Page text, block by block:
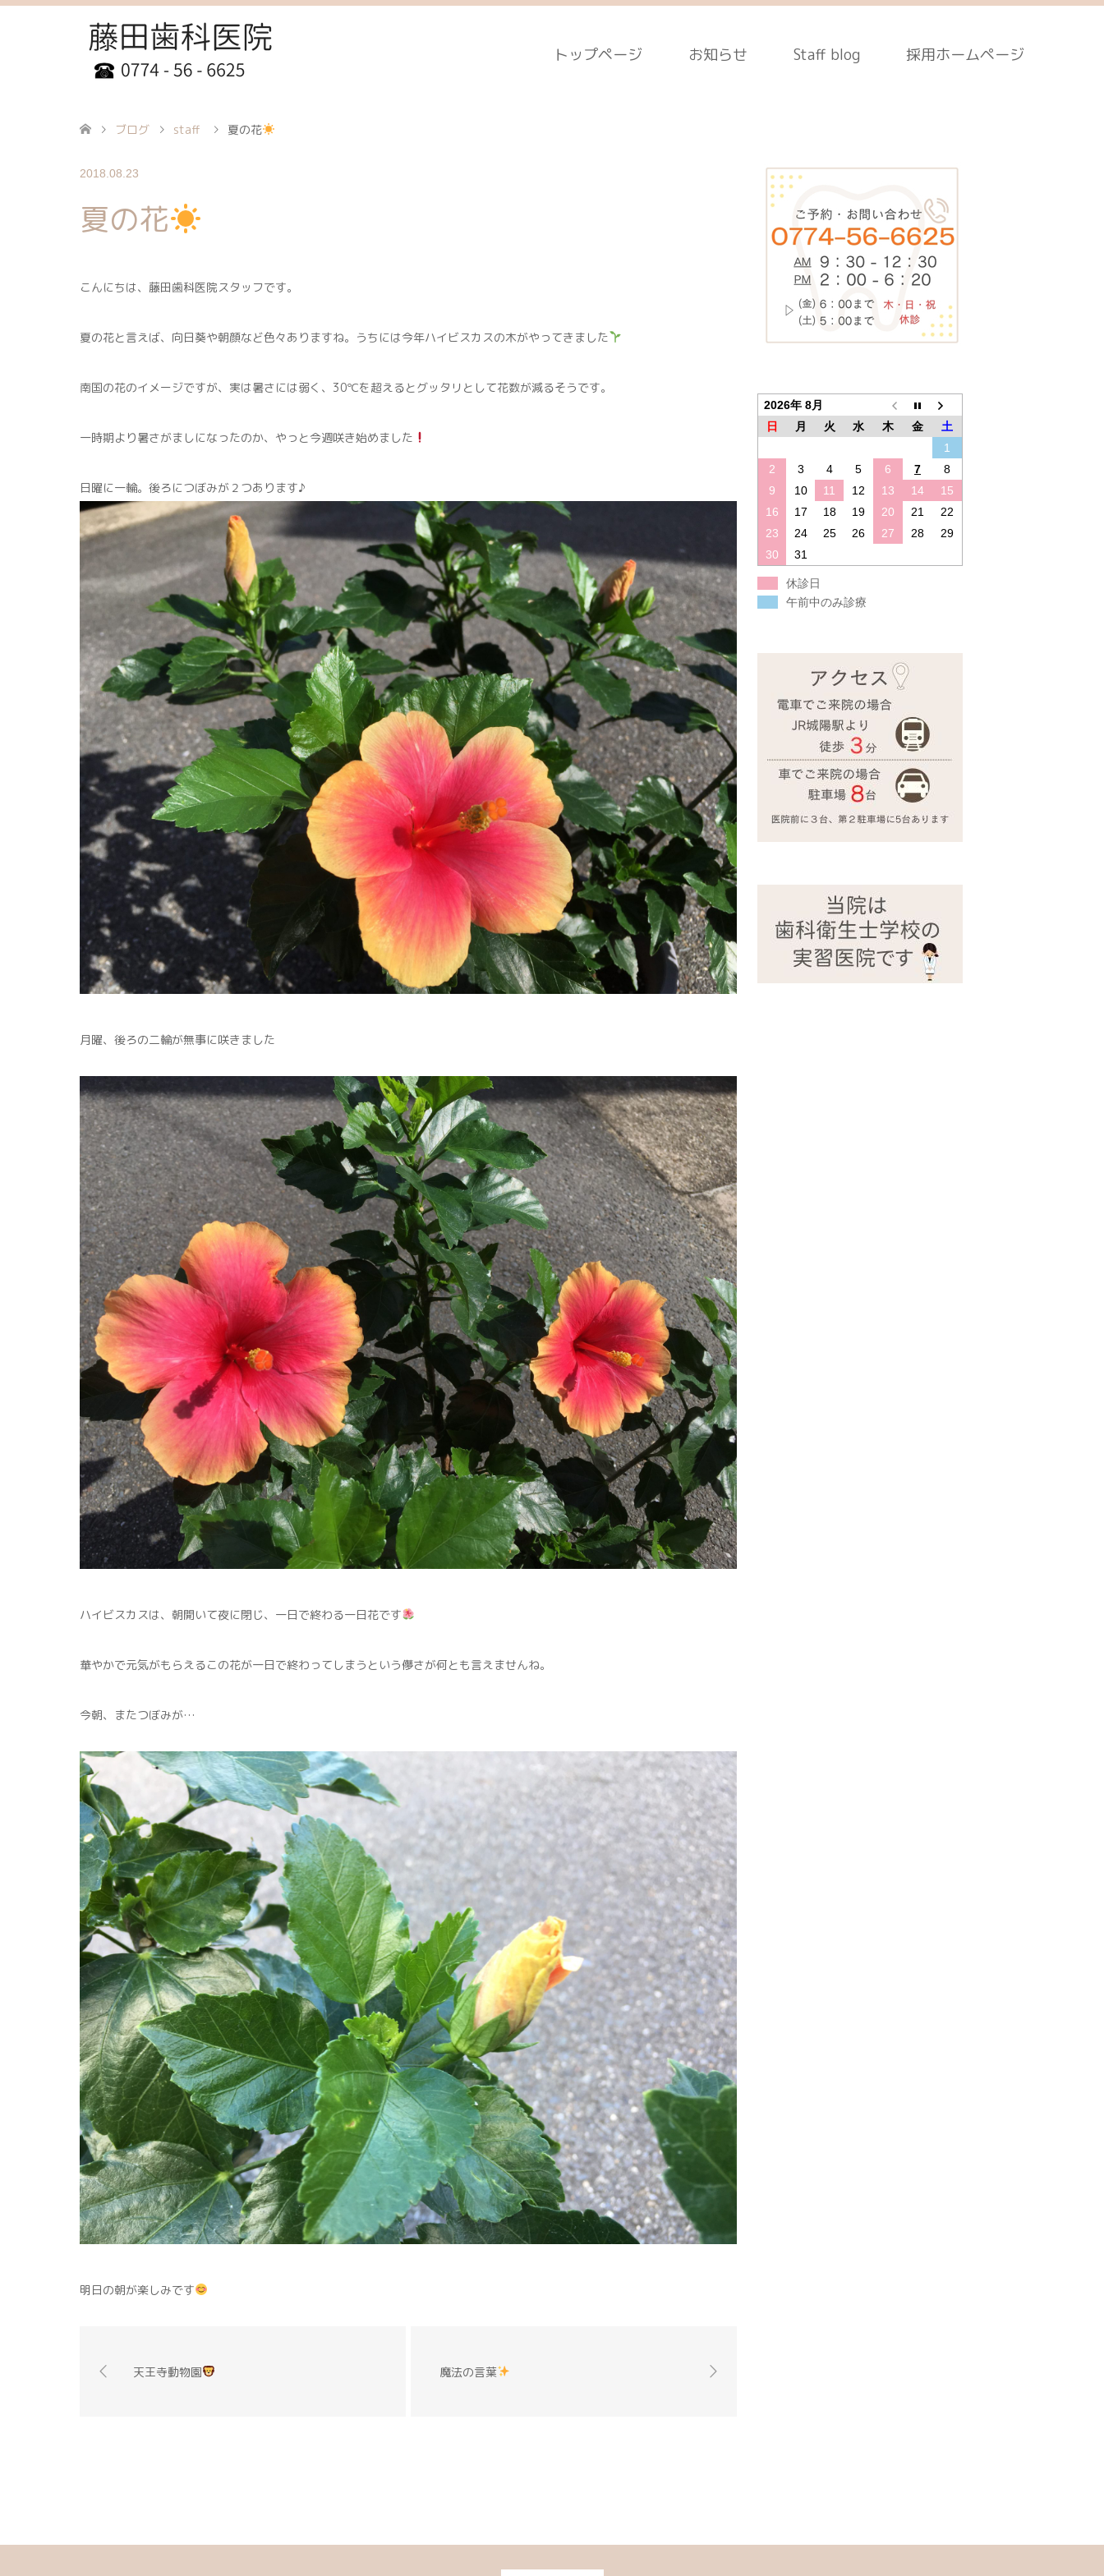
トップページ お知らせ Staff blog 採用ホームページ
ブログ staff 夏の花
2018.08.23
夏の花
こんにちは、藤田歯科医院スタッフです。
夏の花と言えば、向日葵や朝顔など色々ありますね。うちには今年ハイビスカスの木がやってきました
南国の花のイメージですが、実は暑さには弱く、30℃を超えるとグッタリとして花数が減るそうです。
一時期より暑さがましになったのか、やっと今週咲き始めました
日曜に一輪。後ろにつぼみが２つあります♪
月曜、後ろの二輪が無事に咲きました
ハイビスカスは、朝開いて夜に閉じ、一日で終わる一日花です
華やかで元気がもらえるこの花が一日で終わってしまうという儚さが何とも言えませんね。
今朝、またつぼみが…
明日の朝が楽しみです
天王寺動物園 魔法の言葉
2026年 8月
日
月 火 水 木 金
土
1
2
3 4 5 6 7
8
9
10 11 12 13 14
15
16
17 18 19 20 21
22
23
24 25 26 27 28
29
30
31
休診日
午前中のみ診療